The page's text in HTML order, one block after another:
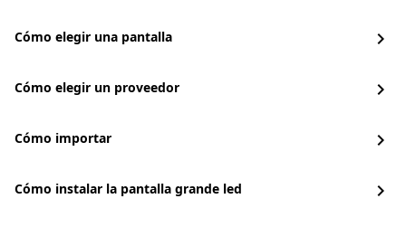
Cómo elegir una pantalla chevron_right
Cómo elegir un proveedor chevron_right
Cómo importar chevron_right
Cómo instalar la pantalla grande led chevron_right